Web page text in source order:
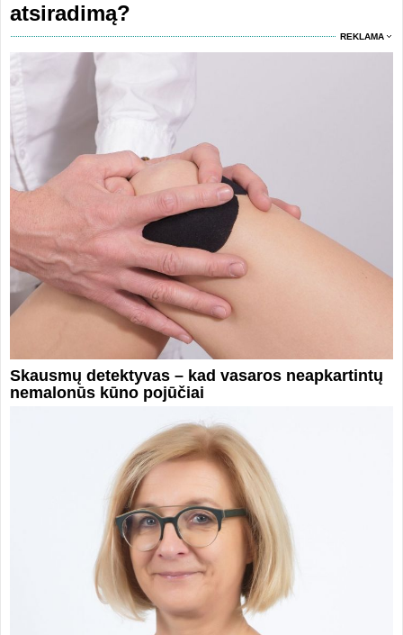
atsiradimą?
REKLAMA
Skausmų detektyvas – kad vasaros neapkartintų
nemalonūs kūno pojūčiai